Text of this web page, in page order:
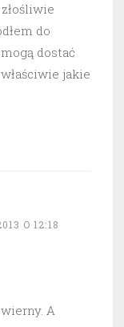
do
dostać
jakie
O 12:18
A